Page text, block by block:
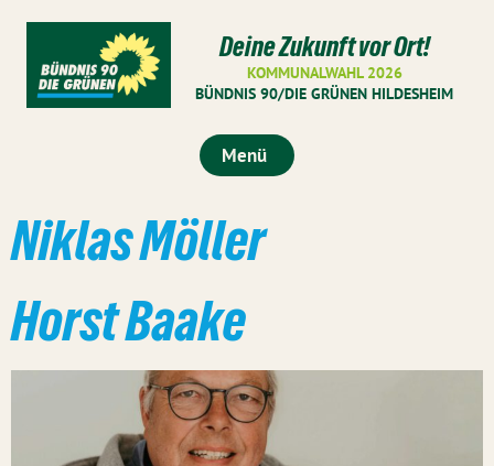
Deine Zukunft vor Ort!
KOMMUNALWAHL 2026
BÜNDNIS 90/DIE GRÜNEN HILDESHEIM
Menü
Niklas Möller
Horst Baake